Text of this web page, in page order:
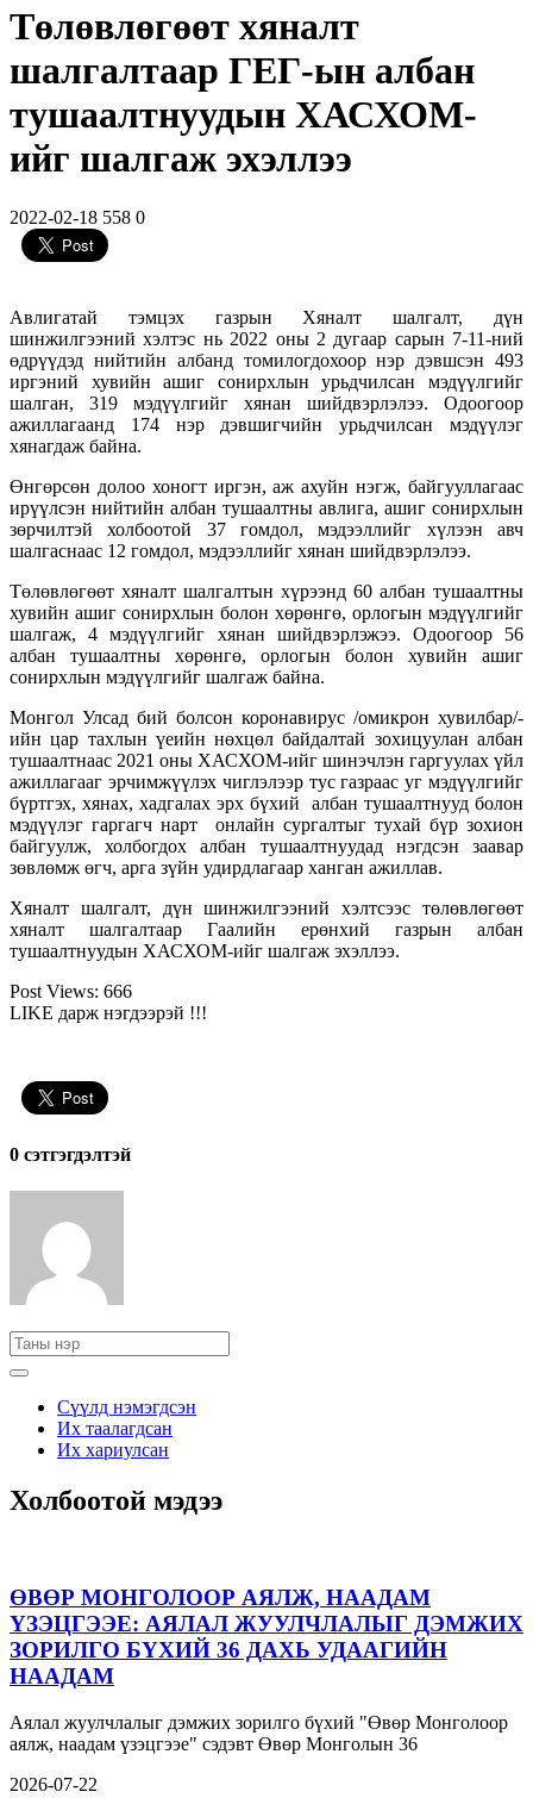
Төлөвлөгөөт хяналт
шалгалтаар ГЕГ-ын албан
тушаалтнуудын ХАСХОМ-
ийг шалгаж эхэллээ
2022-02-18 558 0
Авлигатай тэмцэх газрын Хяналт шалгалт, дүн
шинжилгээний хэлтэс нь 2022 оны 2 дугаар сарын 7-11-ний
өдрүүдэд нийтийн албанд томилогдохоор нэр дэвшсэн 493
иргэний хувийн ашиг сонирхлын урьдчилсан мэдүүлгийг
шалган, 319 мэдүүлгийг хянан шийдвэрлэлээ. Одоогоор
ажиллагаанд 174 нэр дэвшигчийн урьдчилсан мэдүүлэг
хянагдаж байна.
Өнгөрсөн долоо хоногт иргэн, аж ахуйн нэгж, байгууллагаас
ирүүлсэн нийтийн албан тушаалтны авлига, ашиг сонирхлын
зөрчилтэй холбоотой 37 гомдол, мэдээллийг хүлээн авч
шалгаснаас 12 гомдол, мэдээллийг хянан шийдвэрлэлээ.
Төлөвлөгөөт хяналт шалгалтын хүрээнд 60 албан тушаалтны
хувийн ашиг сонирхлын болон хөрөнгө, орлогын мэдүүлгийг
шалгаж, 4 мэдүүлгийг хянан шийдвэрлэжээ. Одоогоор 56
албан тушаалтны хөрөнгө, орлогын болон хувийн ашиг
сонирхлын мэдүүлгийг шалгаж байна.
Монгол Улсад бий болсон коронавирус /омикрон хувилбар/-
ийн цар тахлын үеийн нөхцөл байдалтай зохицуулан албан
тушаалтнаас 2021 оны ХАСХОМ-ийг шинэчлэн гаргуулах үйл
ажиллагааг эрчимжүүлэх чиглэлээр тус газраас уг мэдүүлгийг
бүртгэх, хянах, хадгалах эрх бүхий албан тушаалтнууд болон
мэдүүлэг гаргагч нарт онлайн сургалтыг тухай бүр зохион
байгуулж, холбогдох албан тушаалтнуудад нэгдсэн заавар
зөвлөмж өгч, арга зүйн удирдлагаар ханган ажиллав.
Хяналт шалгалт, дүн шинжилгээний хэлтсээс төлөвлөгөөт
хяналт шалгалтаар Гаалийн ерөнхий газрын албан
тушаалтнуудын ХАСХОМ-ийг шалгаж эхэллээ.
Post Views: 666
LIKE дарж нэгдээрэй !!!
0 cэтгэгдэлтэй
Сүүлд нэмэгдсэн
Их таалагдсан
Их хариулсан
Холбоотой мэдээ
ӨВӨР МОНГОЛООР АЯЛЖ, НААДАМ
ҮЗЭЦГЭЭЕ: АЯЛАЛ ЖУУЛЧЛАЛЫГ ДЭМЖИХ
ЗОРИЛГО БҮХИЙ 36 ДАХЬ УДААГИЙН
НААДАМ
Аялал жуулчлалыг дэмжих зорилго бүхий "Өвөр Монголоор
аялж, наадам үзэцгээе" сэдэвт Өвөр Монголын 36
2026-07-22